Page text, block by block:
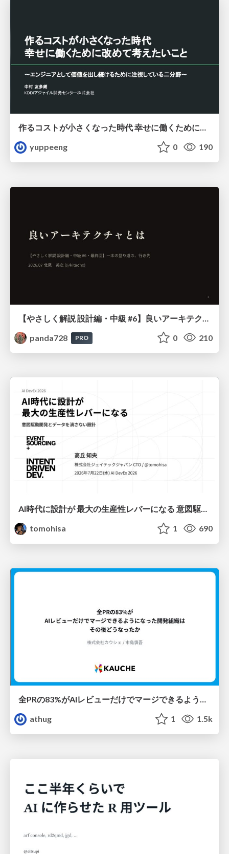
作るコストが小さくなった時代 幸せに働くために改めて考えたいこと 〜エンジニアとして価値を出し続けるために注視している二分野〜
yuppeeng
0 190
panda728
PRO 0 210
AI時代に設計が 最大の生産性レバーになる 意図駆動開発とデータを消さない設計｜Don't Delete Your Data or Your Intent — Design as the Deepest Lever in the AI Era
tomohisa
1 690
全PRの83%がAIレビューだけでマージできるようになった開発組織はその後どうなったか
athug
1 1.5k